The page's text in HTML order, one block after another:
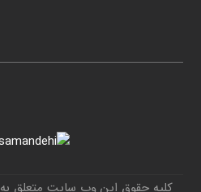
کلیه حقوق این وب سایت متعلق به Matab365.com می باشد